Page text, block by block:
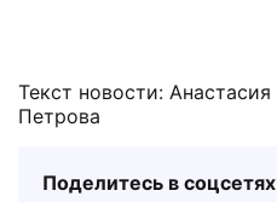
Текст новости: Анастасия
Петрова
Поделитесь в соцсетях